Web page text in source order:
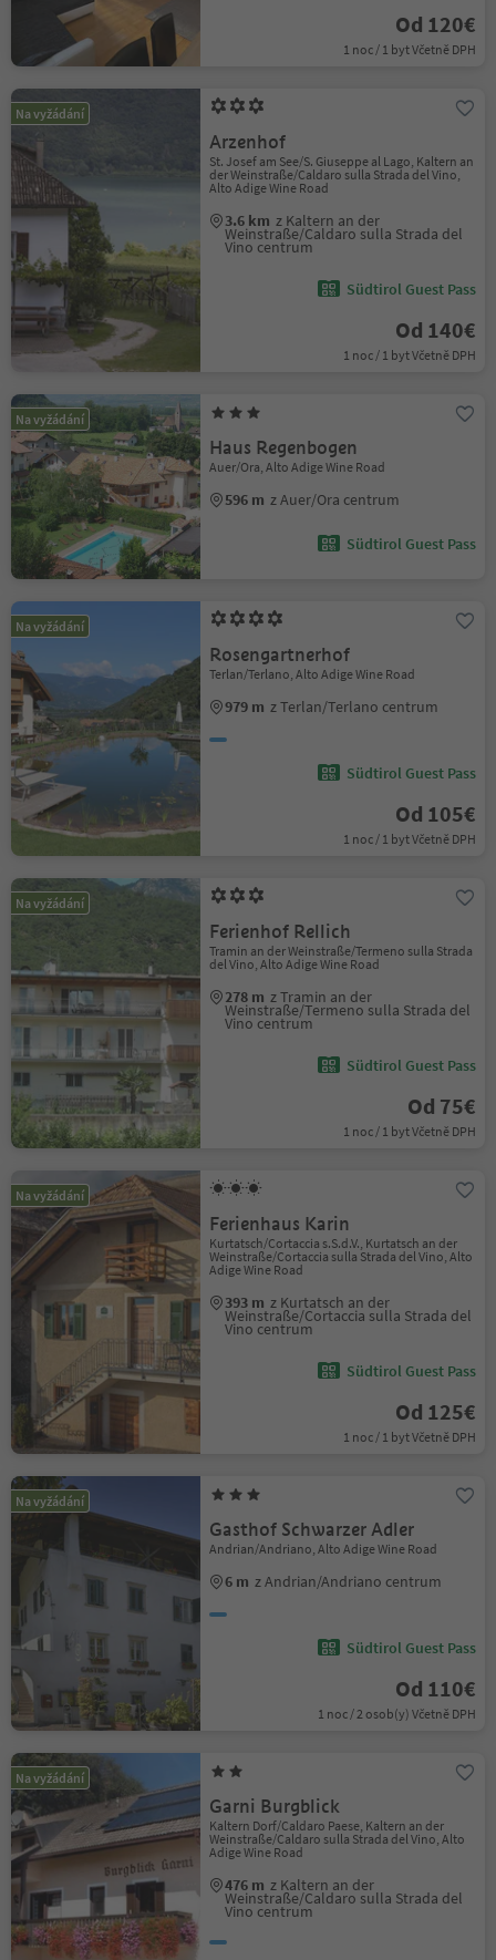
Od 120€
1 noc / 1 byt Včetně DPH
Na vyžádání
Arzenhof
St. Josef am See/S. Giuseppe al Lago, Kaltern an
der Weinstraße/Caldaro sulla Strada del Vino,
Alto Adige Wine Road
3.6 km z Kaltern an der
Weinstraße/Caldaro sulla Strada del
Vino centrum
Südtirol Guest Pass
Od 140€
1 noc / 1 byt Včetně DPH
Na vyžádání
Haus Regenbogen
Auer/Ora, Alto Adige Wine Road
596 m z Auer/Ora centrum
Südtirol Guest Pass
Na vyžádání
Rosengartnerhof
Terlan/Terlano, Alto Adige Wine Road
979 m z Terlan/Terlano centrum
Südtirol Guest Pass
Od 105€
1 noc / 1 byt Včetně DPH
Na vyžádání
Ferienhof Rellich
Tramin an der Weinstraße/Termeno sulla Strada
del Vino, Alto Adige Wine Road
278 m z Tramin an der
Weinstraße/Termeno sulla Strada del
Vino centrum
Südtirol Guest Pass
Od 75€
1 noc / 1 byt Včetně DPH
Na vyžádání
Ferienhaus Karin
Kurtatsch/Cortaccia s.S.d.V., Kurtatsch an der
Weinstraße/Cortaccia sulla Strada del Vino, Alto
Adige Wine Road
393 m z Kurtatsch an der
Weinstraße/Cortaccia sulla Strada del
Vino centrum
Südtirol Guest Pass
Od 125€
1 noc / 1 byt Včetně DPH
Na vyžádání
Gasthof Schwarzer Adler
Andrian/Andriano, Alto Adige Wine Road
6 m z Andrian/Andriano centrum
Südtirol Guest Pass
Od 110€
1 noc / 2 osob(y) Včetně DPH
Na vyžádání
Garni Burgblick
Kaltern Dorf/Caldaro Paese, Kaltern an der
Weinstraße/Caldaro sulla Strada del Vino, Alto
Adige Wine Road
476 m z Kaltern an der
Weinstraße/Caldaro sulla Strada del
Vino centrum